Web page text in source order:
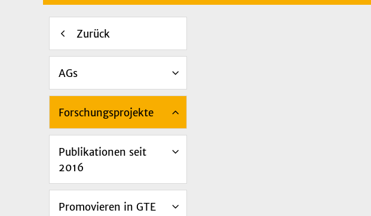
Zurück
AGs
Forschungsprojekte
Publikationen seit
2016
Promovieren in GTE